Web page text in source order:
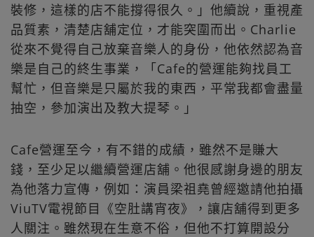
裝修，這樣的店不能撐得很久。」他續說，重視產
品質素，清楚店舖定位，才能突圍而出。Charlie
從來不覺得自己放棄音樂人的身份，他依然認為音
樂是自己的終生事業，「Cafe的營運能夠找員工
幫忙，但音樂是只屬於我的東西，平常我都會盡量
抽空，參加演出及教大提琴。」
Cafe營運至今，有不錯的成績，雖然不是賺大
錢，至少足以繼續營運店舖。他很感謝身邊的朋友
為他落力宣傳，例如：演員梁祖堯曾經邀請他拍攝
ViuTV電視節目《空肚講宵夜》，讓店舖得到更多
人關注。雖然現在生意不俗，但他不打算開設分